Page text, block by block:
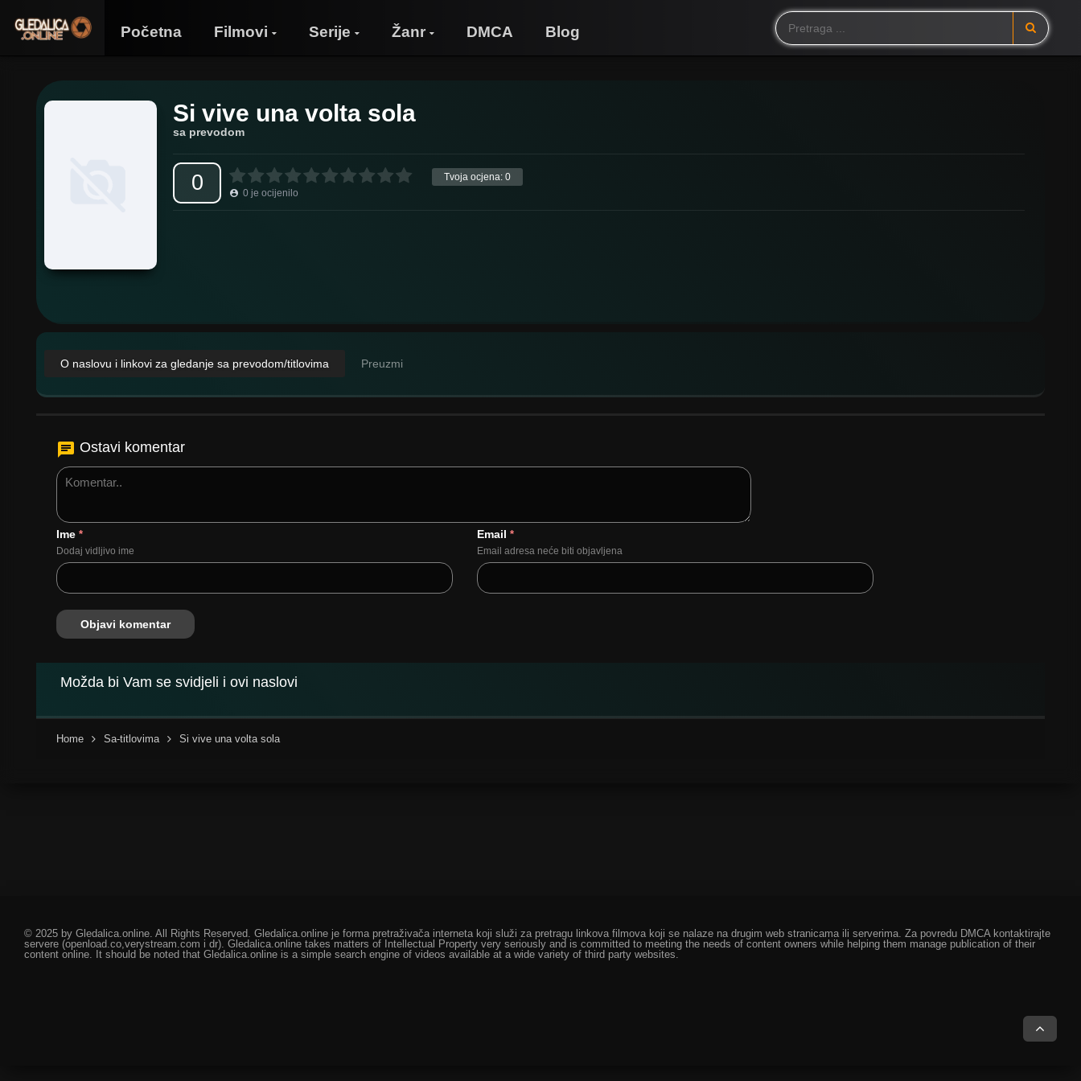
Početna Filmovi Serije Žanr DMCA Blog
Si vive una volta sola
sa prevodom
Tvoja ocjena: 0
0 0 je ocijenilo
O naslovu i linkovi za gledanje sa prevodom/titlovima Preuzmi
Ostavi komentar
Ime *
Dodaj vidljivo ime
Email *
Email adresa neće biti objavljena
Možda bi Vam se svidjeli i ovi naslovi
Home Sa-titlovima Si vive una volta sola
© 2025 by Gledalica.online. All Rights Reserved. Gledalica.online je forma pretraživača interneta koji služi za pretragu linkova filmova koji se nalaze na drugim web stranicama ili serverima. Za povredu DMCA kontaktirajte
servere (openload.co,verystream.com i dr). Gledalica.online takes matters of Intellectual Property very seriously and is committed to meeting the needs of content owners while helping them manage publication of their
content online. It should be noted that Gledalica.online is a simple search engine of videos available at a wide variety of third party websites.